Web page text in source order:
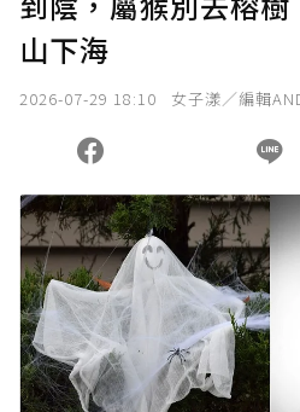
山下海
2026-07-29 18:10 女子漾／編輯